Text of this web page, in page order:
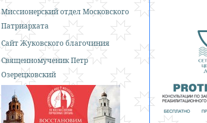
Миссионерский отдел Московского
Патриархата
Сайт Жуковского благочиния
Священномученик Петр
Озерецковский